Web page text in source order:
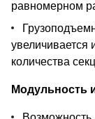
равномерном
увеличивается
количества
Модульность